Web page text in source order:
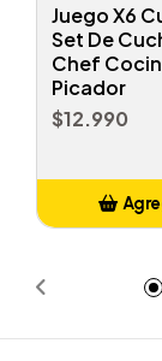
Juego X6
Set De
Chef
Picador
$12.990